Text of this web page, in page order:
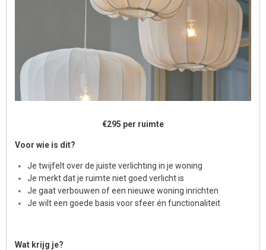
€295 per ruimte
Voor wie is dit?
Je twijfelt over de juiste verlichting in je woning
Je merkt dat je ruimte niet goed verlicht is
Je gaat verbouwen of een nieuwe woning inrichten
Je wilt een goede basis voor sfeer én functionaliteit
Wat krijg je?